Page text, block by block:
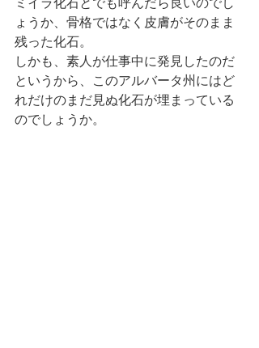
ょうか、骨格ではなく皮膚がそのまま
残った化石。
しかも、素人が仕事中に発見したのだ
というから、このアルバータ州にはど
れだけのまだ見ぬ化石が埋まっている
のでしょうか。